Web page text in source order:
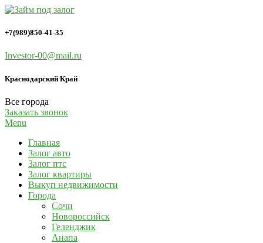
Займ под залог
Займы под залог имущества
+7(989)850-41-35
Investor-00@mail.ru
Краснодарский Край
Все города
Заказать звонок
Menu
Главная
Залог авто
Залог птс
Залог квартиры
Выкуп недвижимости
Города
Сочи
Новороссийск
Геленджик
Анапа